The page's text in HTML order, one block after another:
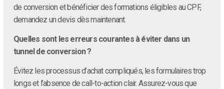
de conversion et bénéficier des formations éligibles au CPF,
demandez un devis dès maintenant.
Quelles sont les erreurs courantes à éviter dans un
tunnel de conversion ?
Évitez les processus d’achat compliqués, les formulaires trop
longs et l’absence de call-to-action clair. Assurez-vous que